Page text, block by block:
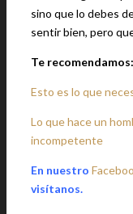
sino que lo debes
sentir bien, pero
Te recomendamos:
Esto es lo que
Lo que hace un
incompetente
En nuestro
visítanos.